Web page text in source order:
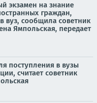
экзамен на знание
граждан,
вуз, сообщила советник
Ямпольская, передает
поступления в вузы
считает советник